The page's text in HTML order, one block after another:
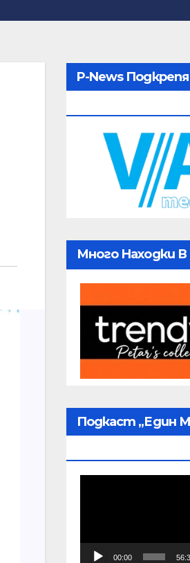
P-News Подкрепя
Много Находки В
Подкаст „Един
00:00